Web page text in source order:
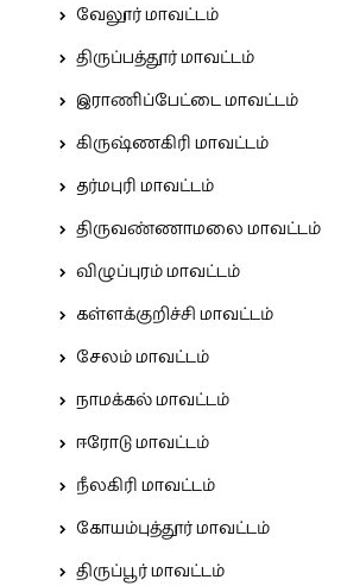
வேலூர் மாவட்டம்
திருப்பத்தூர் மாவட்டம்
இராணிப்பேட்டை மாவட்டம்
கிருஷ்ணகிரி மாவட்டம்
தர்மபுரி மாவட்டம்
திருவண்ணாமலை மாவட்டம்
விழுப்புரம் மாவட்டம்
கள்ளக்குறிச்சி மாவட்டம்
சேலம் மாவட்டம்
நாமக்கல் மாவட்டம்
ஈரோடு மாவட்டம்
நீலகிரி மாவட்டம்
கோயம்புத்தூர் மாவட்டம்
திருப்பூர் மாவட்டம்